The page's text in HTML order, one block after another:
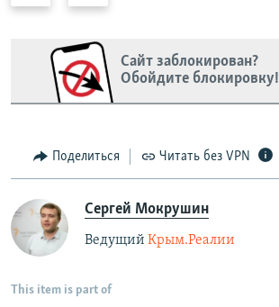
й
л
а
д
д
у
ю
й
с
а
Сайт заблокирован?
Обойдите блокировку!
Поделиться Читать без VPN
Сергей Мокрушин
Ведущий Крым.Реалии
This item is part of